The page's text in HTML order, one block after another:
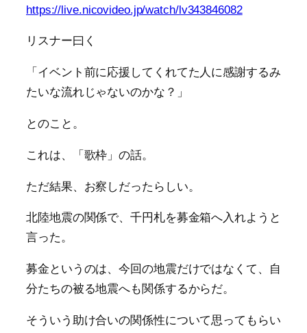
https://live.nicovideo.jp/watch/lv343846082
リスナー曰く
「イベント前に応援してくれてた人に感謝するみ
たいな流れじゃないのかな？」
とのこと。
これは、「歌枠」の話。
ただ結果、お察しだったらしい。
北陸地震の関係で、千円札を募金箱へ入れようと
言った。
募金というのは、今回の地震だけではなくて、自
分たちの被る地震へも関係するからだ。
そういう助け合いの関係性について思ってもらい